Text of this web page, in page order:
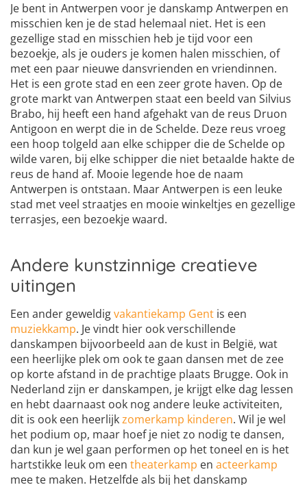
Je bent in Antwerpen voor je danskamp Antwerpen en
misschien ken je de stad helemaal niet. Het is een
gezellige stad en misschien heb je tijd voor een
bezoekje, als je ouders je komen halen misschien, of
met een paar nieuwe dansvrienden en vriendinnen.
Het is een grote stad en een zeer grote haven. Op de
grote markt van Antwerpen staat een beeld van Silvius
Brabo, hij heeft een hand afgehakt van de reus Druon
Antigoon en werpt die in de Schelde. Deze reus vroeg
een hoop tolgeld aan elke schipper die de Schelde op
wilde varen, bij elke schipper die niet betaalde hakte de
reus de hand af. Mooie legende hoe de naam
Antwerpen is ontstaan. Maar Antwerpen is een leuke
stad met veel straatjes en mooie winkeltjes en gezellige
terrasjes, een bezoekje waard.
Andere kunstzinnige creatieve
uitingen
Een ander geweldigvakantiekamp Gent is een
muziekkamp. Je vindt hier ook verschillende
danskampen bijvoorbeeld aan de kust in België, wat
een heerlijke plek om ook te gaan dansen met de zee
op korte afstand in de prachtige plaats Brugge. Ook in
Nederland zijn er danskampen, je krijgt elke dag lessen
en hebt daarnaast ook nog andere leuke activiteiten,
dit is ook een heerlijkzomerkamp kinderen. Wil je wel
het podium op, maar hoef je niet zo nodig te dansen,
dan kun je wel gaan performen op het toneel en is het
hartstikke leuk om een theaterkamp en acteerkamp
mee te maken. Hetzelfde als bij het danskamp